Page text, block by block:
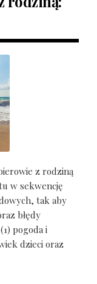
z rodziną
w sekwencję
tak aby
błędy
pogoda i
dzieci oraz